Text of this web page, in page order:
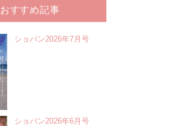
おすすめ記事
ショパン2026年7月号
ショパン2026年6月号